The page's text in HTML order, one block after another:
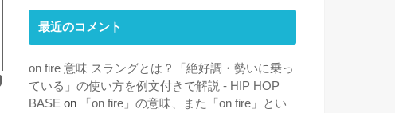
最近のコメント
on fire 意味 スラングとは？「絶好調・勢いに乗っ
ている」の使い方を例文付きで解説 - HIP HOP
BASE on
「on fire」の意味、また「on fire」とい